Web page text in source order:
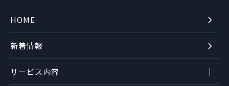
HOME
サービス内容
新着情報